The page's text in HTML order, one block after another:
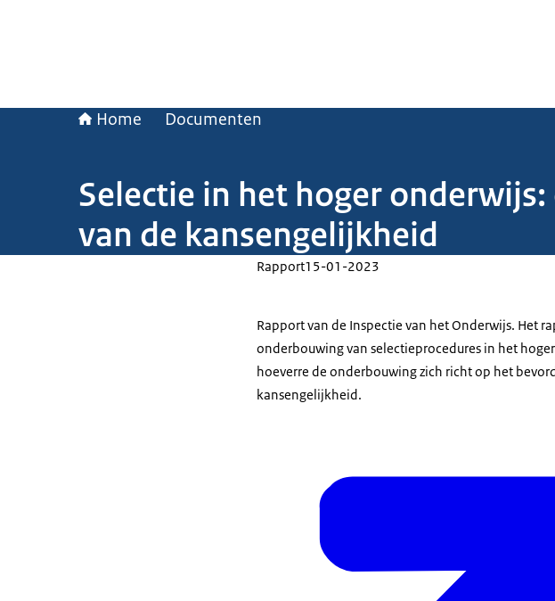
Home Documenten
Selectie in het hoger
van de kansengelijkheid
Rapport15-01-2023
Rapport van de Inspectie van het Onderwijs. Het
onderbouwing van selectieprocedures in het
hoeverre de onderbouwing zich richt op het
kansengelijkheid.